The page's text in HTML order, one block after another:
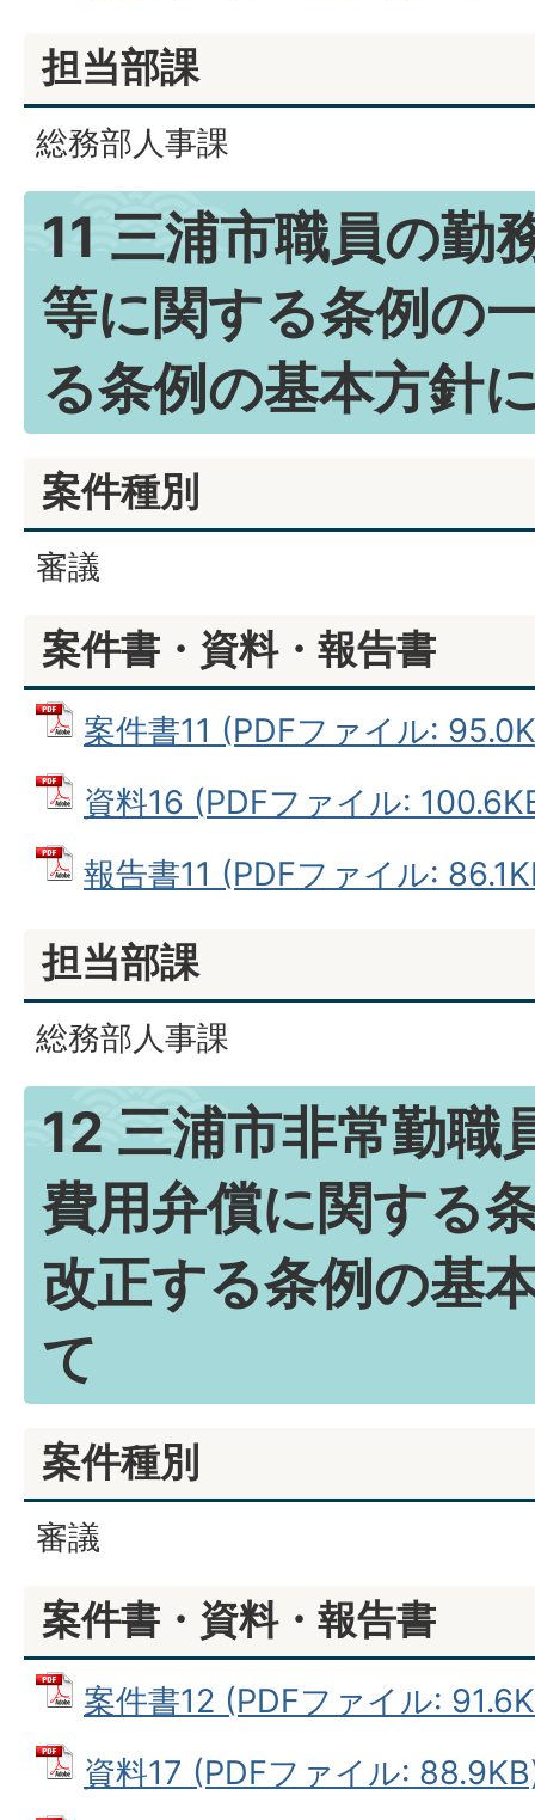
担当部課
総務部人事課
11 三浦市職員の勤
等に関する条例の
る条例の基本方針
案件種別
審議
案件書・資料・報告書
案件書11 (PDFファイル:
資料16 (PDFファイル:
報告書11 (PDFファイル:
担当部課
総務部人事課
12 三浦市非常勤職
費用弁償に関する
改正する条例の基
て
案件種別
審議
案件書・資料・報告書
案件書12 (PDFファイル:
資料17 (PDFファイル: